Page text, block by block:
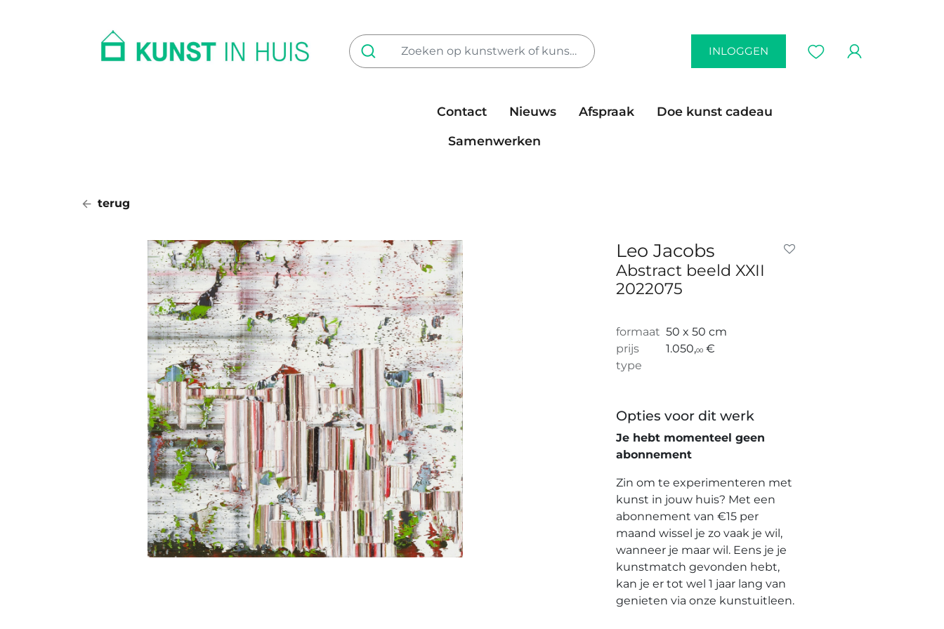
INLOGGEN
Contact Nieuws Afspraak
Doe kunst cadeau
Samenwerken
terug
Leo Jacobs
Abstract beeld XXII
2022075
formaat 50 x 50 cm
prijs
1.050,00 €
type
Opties voor dit werk
Je hebt momenteel geen
abonnement
Zin om te experimenteren met
kunst in jouw huis? Met een
abonnement van €15 per
maand wissel je zo vaak je wil,
wanneer je maar wil. Eens je je
kunstmatch gevonden hebt,
kan je er tot wel 1 jaar lang van
genieten via onze kunstuitleen.